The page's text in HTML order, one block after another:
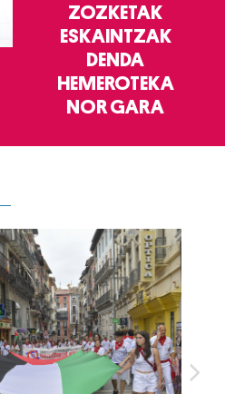
ZOZKETAK
ESKAINTZAK
DENDA
HEMEROTEKA
NOR GARA